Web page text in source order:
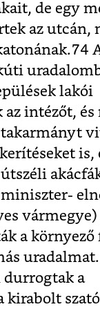
de egy
az utcán,
74
lakói
intézőt, és
is,
útszéli
miniszter-
a környező
durrogtak a
kirabolt